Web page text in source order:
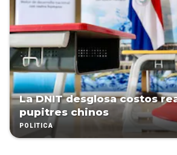
La DNIT desglosa costos
pupitres chinos
POLÍTICA